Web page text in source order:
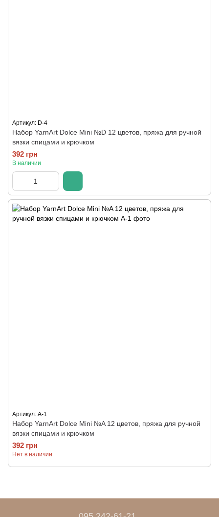
Артикул: D-4
Набор YarnArt Dolce Mini №D 12 цветов, пряжа для ручной
вязки спицами и крючком
392 грн
В наличии
Артикул: А-1
Набор YarnArt Dolce Mini №A 12 цветов, пряжа для ручной
вязки спицами и крючком
392 грн
Нет в наличии